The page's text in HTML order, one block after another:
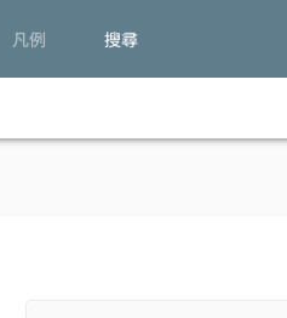
凡例 搜尋